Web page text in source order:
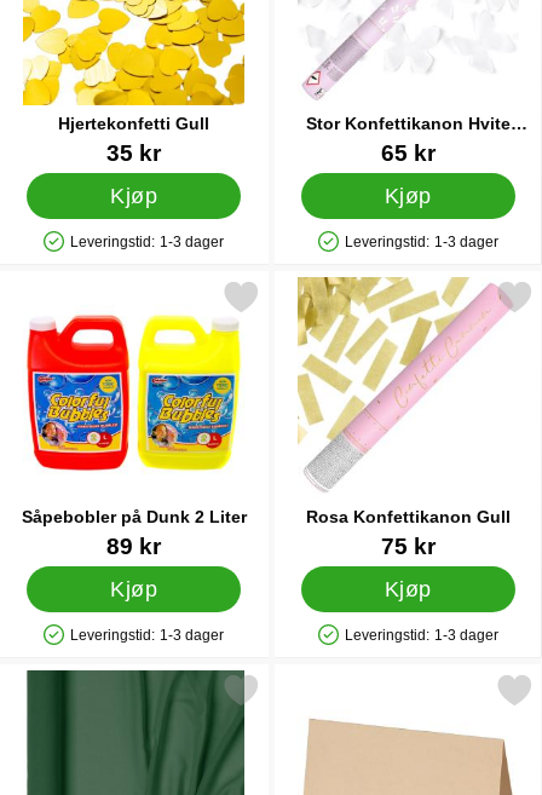
Hjertekonfetti Gull
Varenummer 41003
35 kr
Kjøp
Produkttilgjengelighet: På lager
Leveringstid: 1-3 dager
Stor Konfettikanon Hvite
Sommerfugler
Varenummer 28773
65 kr
Kjøp
Produkttilgjengelighet: På lager
Leveringstid: 1-3 dager
Såpebobler på Dunk 2 Liter
Varenummer 84884
89 kr
Kjøp
Produkttilgjengelighet: På lager
Leveringstid: 1-3 dager
Merk såpebobler på Dunk 2 Liter som favoritt
Rosa Konfettikanon Gull
Varenummer 41794
75 kr
Kjøp
Produkttilgjengelighet: På lager
Leveringstid: 1-3 dager
Merk rosa
Merk chiffon Bordløper Flaskegrønn som favoritt
Merk plasseringskort